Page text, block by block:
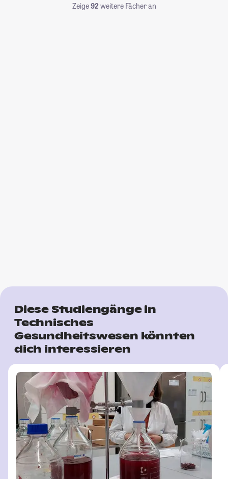
Zeige92weitere Fächer an
Diese Studiengänge in
Technisches
Gesundheitswesen könnten
dich interessieren